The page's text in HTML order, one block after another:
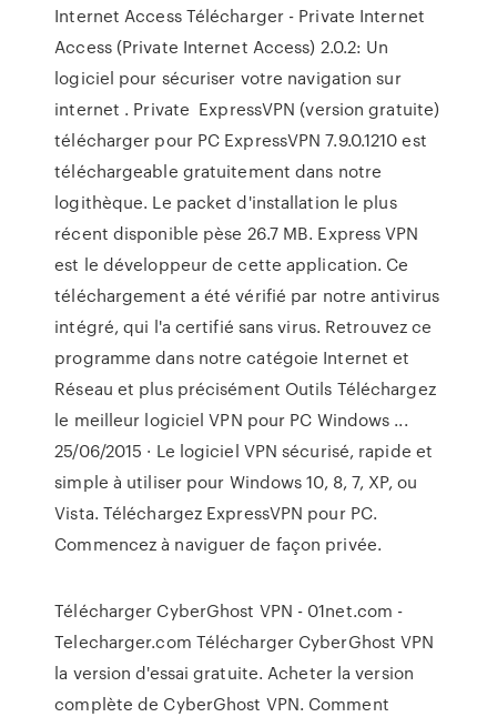
Internet Access Télécharger - Private Internet
Access (Private Internet Access) 2.0.2: Un
logiciel pour sécuriser votre navigation sur
internet . Private ExpressVPN (version gratuite)
télécharger pour PC ExpressVPN 7.9.0.1210 est
téléchargeable gratuitement dans notre
logithèque. Le packet d'installation le plus
récent disponible pèse 26.7 MB. Express VPN
est le développeur de cette application. Ce
téléchargement a été vérifié par notre antivirus
intégré, qui l'a certifié sans virus. Retrouvez ce
programme dans notre catégoie Internet et
Réseau et plus précisément Outils Téléchargez
le meilleur logiciel VPN pour PC Windows ...
25/06/2015 · Le logiciel VPN sécurisé, rapide et
simple à utiliser pour Windows 10, 8, 7, XP, ou
Vista. Téléchargez ExpressVPN pour PC.
Commencez à naviguer de façon privée.
Télécharger CyberGhost VPN - 01net.com -
Telecharger.com Télécharger CyberGhost VPN
la version d'essai gratuite. Acheter la version
complète de CyberGhost VPN. Comment